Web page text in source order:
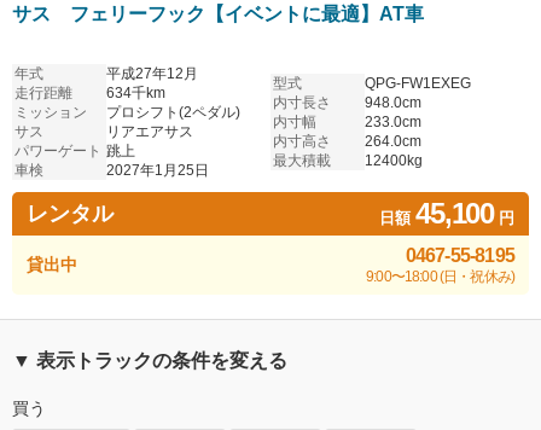
サス フェリーフック【イベントに最適】AT車
年式
平成27年12月
走行距離
634千km
ミッション
プロシフト(2ペダル)
サス
リアエアサス
パワーゲート 跳上
車検
2027年1月25日
型式
QPG-FW1EXEG
内寸長さ
948.0cm
内寸幅
233.0cm
内寸高さ
264.0cm
最大積載
12400kg
レンタル 日額45,100円
貸出中 0467-55-8195
9:00〜18:00 (日・祝休み)
▼ 表示トラックの条件を変える
買う